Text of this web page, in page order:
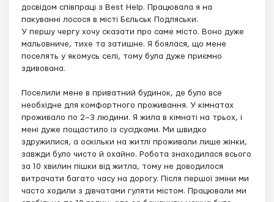
досвідом співпраці з Best Help. Працювала я на
пакуванні лосося в місті Бєльськ Подляськи.
У першу чергу хочу сказати про саме місто. Воно дуже
мальовниче, тихе та затишне. Я боялася, що мене
поселять у якомусь селі, тому була дуже приємно
здивована.
Поселили мене в приватний будинок, де було все
необхідне для комфортного проживання. У кімнатах
проживало по 2–3 людини. Я жила в кімнаті на трьох, і
мені дуже пощастило із сусідками. Ми швидко
здружилися, а оскільки на житлі проживали лише жінки,
завжди було чисто й охайно. Робота знаходилася всього
за 10 хвилин пішки від житла, тому не доводилося
витрачати багато часу на дорогу. Після першої зміни ми
часто ходили з дівчатами гуляти містом. Працювали ми